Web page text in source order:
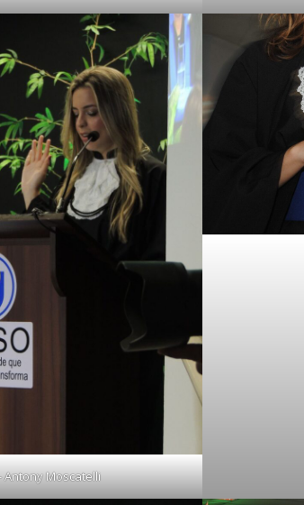
Antony Moscatelli